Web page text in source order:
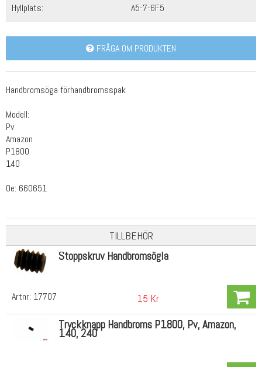
Hyllplats:
A5-7-6F5
FRÅGA OM PRODUKTEN
Handbromsöga förhandbromsspak
Modell:
Pv
Amazon
P1800
140
Oe: 660651
TILLBEHÖR
Artnr: 17707
Stoppskruv Handbromsögla
15 Kr
Tryckknapp Handbroms P1800, Pv, Amazon,
140, 240